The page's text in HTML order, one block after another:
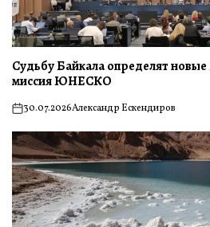
Судьбу Байкала определят
миссия ЮНЕСКО
on30.07.2026Александр Ескендиров